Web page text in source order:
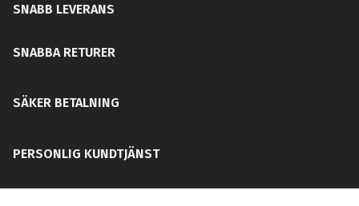
SNABB LEVERANS
SNABBA RETURER
SÄKER BETALNING
PERSONLIG KUNDTJÄNST